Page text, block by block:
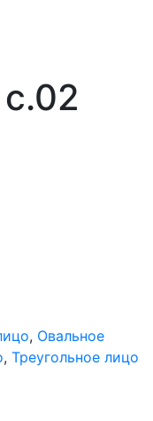
, Овальное
, Треугольное лицо